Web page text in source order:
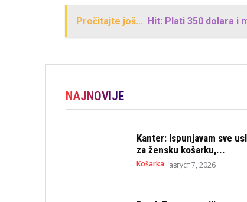
Pročitajte još... Hit: Plati 350 dolara i
NAJNOVIJE
Kanter: Ispunjavam sve
za žensku košarku,...
Košarka август 7, 2026